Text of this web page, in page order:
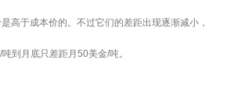
高于成本价的。不过它们的差距出现逐渐减小，
到月底只差距月50美金/吨。